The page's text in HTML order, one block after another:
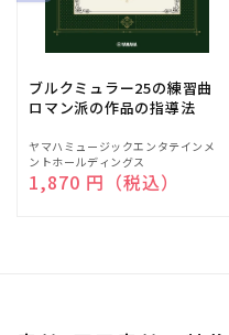
ブルクミュラー25の練習曲
ロマン派の作品の指導法
販
売
元:
ヤマハミュージックエンタテインメ
ントホールディングス
通常価格
1,870 円（税込）